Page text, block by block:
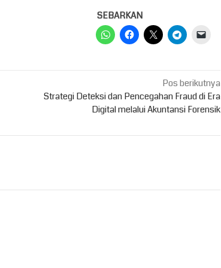
SEBARKAN
Pos berikutnya
Strategi Deteksi dan Pencegahan Fraud di Era
Digital melalui Akuntansi Forensik